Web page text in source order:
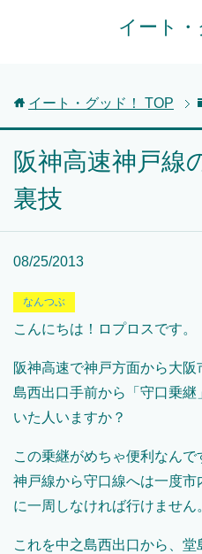
イート・
イート・グッド！ TOP
阪神高速神戸線
裏技
08/25/2013
なんつぶ
こんにちは！ロプロスです。
阪神高速で神戸方面から大
島西出口手前から「守口乗
いた人いますか？
この乗継がめちゃ便利なんで
神戸線から守口線へは一度市
に一周しなければ行けません
これを中之島西出口から、